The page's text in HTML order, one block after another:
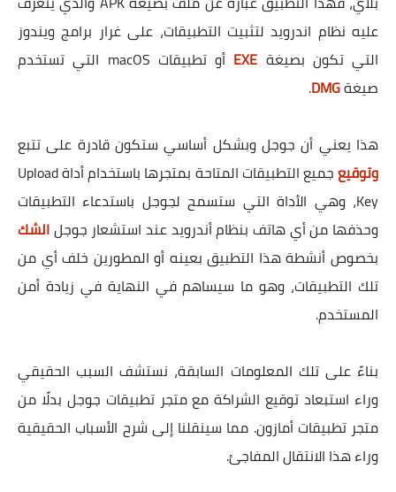
عليه نظام اندرويد لتثبيت التطبيقات، على غرار برامج ويندوز
التي تكون بصيغة EXE
أو تطبيقات macOS التي تستخدم
صيغةDMG
.
هذا يعني أن جوجل وبشكل أساسي ستكون قادرة على تتبع
وتوقيع
جميع التطبيقات المتاحة بمتجرها باستخدام أداة Upload
Key، وهي الأداة التي ستسمح لجوجل باستدعاء التطبيقات
وحذفها من أي هاتف بنظام أندرويد عند استشعار جوجلالشك
بخصوص أنشطة هذا التطبيق بعينه أو المطورين خلف أي من
تلك التطبيقات، وهو ما سيساهم في النهاية في زيادة أمن
المستخدم.
بناءً على تلك المعلومات السابقة، نستشف السبب الحقيقي
وراء استبعاد توقيع الشراكة مع متجر تطبيقات جوجل بدلًا من
متجر تطبيقات أمازون. مما سينقلنا إلى شرح الأسباب الحقيقية
وراء هذا الانتقال المفاجئ.